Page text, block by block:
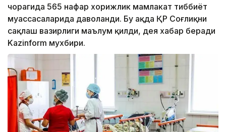
чорагида 565 нафар хорижлик мамлакат тиббиёт
муассасаларида даволанди. Бу ҳақда ҚР Соғлиқни
сақлаш вазирлиги маълум қилди, дея хабар беради
Kazinform мухбири.